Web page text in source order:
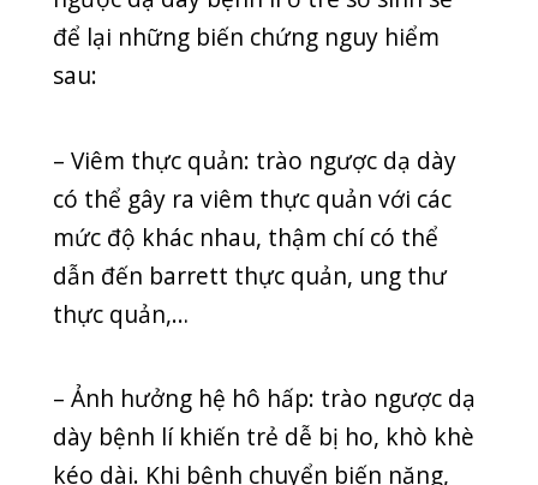
các vấn đề tai-mũi-họng như viêm tai,
còn làm trẻ khó lên cân, sụt cân, chậm
phát triển, suy dinh dưỡng, biếng ăn,…
– Trong một số trường hợp, trẻ bị trào
ngược dạ dày nhiều lần sẽ dễ nghẹt
thở, tím tái, khó chịu. Khi đó, ba mẹ
được điều trị kịp thời.